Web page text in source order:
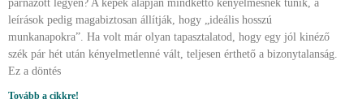
párnázott legyen? A képek alapján mindkettő kényelmesnek tűnik, a
leírások pedig magabiztosan állítják, hogy „ideális hosszú
munkanapokra”. Ha volt már olyan tapasztalatod, hogy egy jól kinéző
szék pár hét után kényelmetlenné vált, teljesen érthető a bizonytalanság.
Ez a döntés
Tovább a cikkre!